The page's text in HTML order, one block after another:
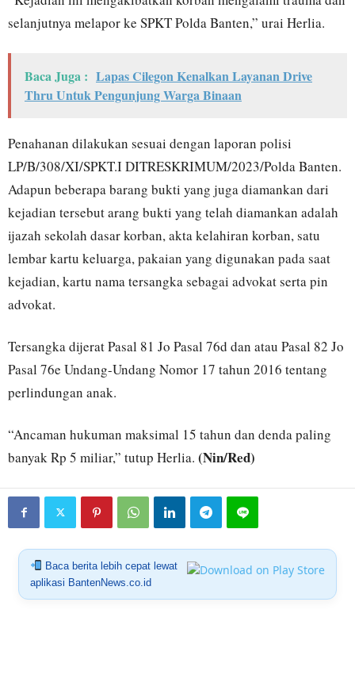
selanjutnya melapor ke SPKT Polda Banten,” urai Herlia.
Baca Juga : Lapas Cilegon Kenalkan Layanan Drive
Thru Untuk Pengunjung Warga Binaan
Penahanan dilakukan sesuai dengan laporan polisi
LP/B/308/XI/SPKT.I DITRESKRIMUM/2023/Polda Banten.
Adapun beberapa barang bukti yang juga diamankan dari
kejadian tersebut arang bukti yang telah diamankan adalah
ijazah sekolah dasar korban, akta kelahiran korban, satu
lembar kartu keluarga, pakaian yang digunakan pada saat
kejadian, kartu nama tersangka sebagai advokat serta pin
advokat.
Tersangka dijerat Pasal 81 Jo Pasal 76d dan atau Pasal 82 Jo
Pasal 76e Undang-Undang Nomor 17 tahun 2016 tentang
perlindungan anak.
“Ancaman hukuman maksimal 15 tahun dan denda paling
banyak Rp 5 miliar,” tutup Herlia. (Nin/Red)
Baca berita lebih cepat lewat
aplikasi BantenNews.co.id